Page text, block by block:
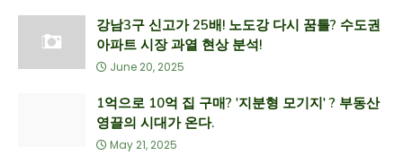
강남3구 신고가 25배! 노도강 다시 꿈틀? 수도권
아파트 시장 과열 현상 분석!
June 20, 2025
1억으로 10억 집 구매? '지분형 모기지' ? 부동산
영끌의 시대가 온다.
May 21, 2025